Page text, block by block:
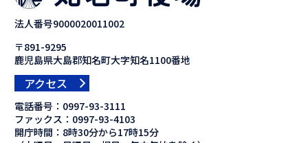
法人番号9000020011002
〒891-9295
鹿児島県大島郡知名町大字知名1100番地
アクセス
電話番号： 0997-93-3111
ファックス： 0997-93-4103
開庁時間：8時30分から17時15分